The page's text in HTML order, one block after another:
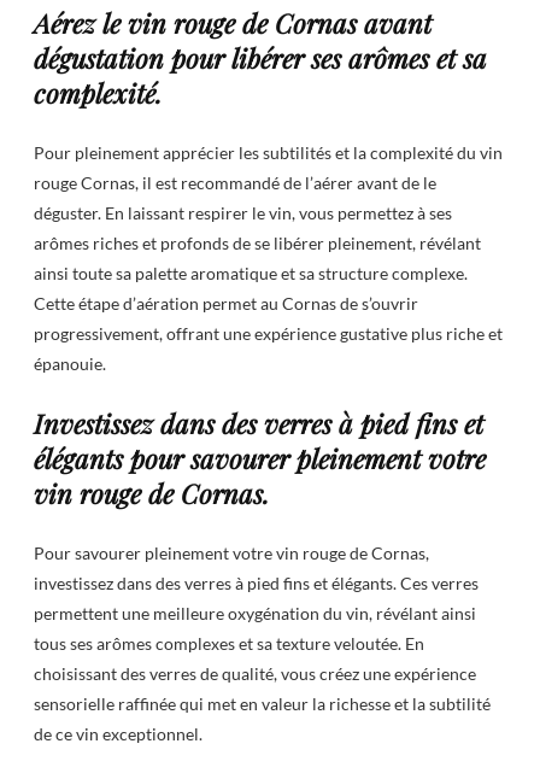
Aérez le vin rouge de Cornas avant
dégustation pour libérer ses arômes et sa
complexité.
Pour pleinement apprécier les subtilités et la complexité du vin
rouge Cornas, il est recommandé de l’aérer avant de le
déguster. En laissant respirer le vin, vous permettez à ses
arômes riches et profonds de se libérer pleinement, révélant
ainsi toute sa palette aromatique et sa structure complexe.
Cette étape d’aération permet au Cornas de s’ouvrir
progressivement, offrant une expérience gustative plus riche et
épanouie.
Investissez dans des verres à pied fins et
élégants pour savourer pleinement votre
vin rouge de Cornas.
Pour savourer pleinement votre vin rouge de Cornas,
investissez dans des verres à pied fins et élégants. Ces verres
permettent une meilleure oxygénation du vin, révélant ainsi
tous ses arômes complexes et sa texture veloutée. En
choisissant des verres de qualité, vous créez une expérience
sensorielle raffinée qui met en valeur la richesse et la subtilité
de ce vin exceptionnel.